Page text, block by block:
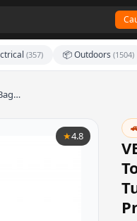
(357) 📦 Outdoors (1504)
★4.8